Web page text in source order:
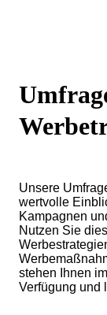
Unsere
wertvolle
Kampagnen
Nutzen Sie
stehen Ihnen
Verfügung und